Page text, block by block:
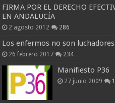
FIRMA POR EL DERECHO
EN ANDALUCÍA
2 agosto 2012 286
Los enfermos no son luchadores
26 febrero 2017 234
Manifiesto P36
27 junio 2009